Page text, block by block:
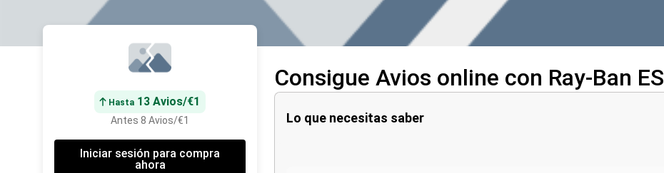
Hasta 13 Avios/€1
Antes 8 Avios/€1
Iniciar sesión para compra
ahora
Consigue Avios online con Ray-Ban ES
Lo que necesitas saber